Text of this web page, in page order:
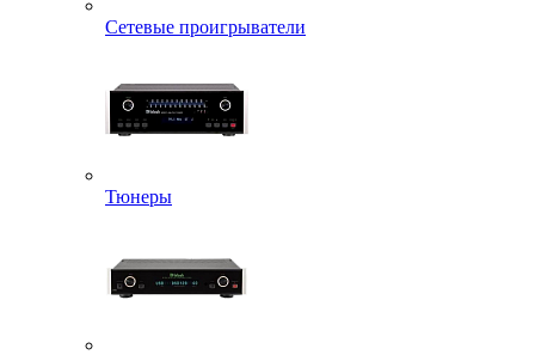
Сетевые проигрыватели
Тюнеры